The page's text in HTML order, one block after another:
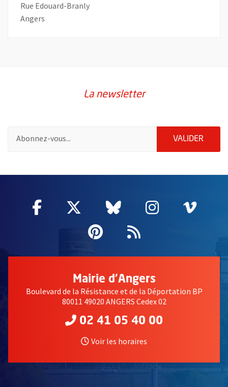
Rue Edouard-Branly
Angers
La newsletter
VALIDER
Facebook
, Ouvre une nouvelle fenêtre
Twitter
, Ouvre une nouvelle
Bluesky
, Ouvre une
Instagram
, Ouvre
,
Pinterest
, Ouvre une
Flux RSS
Mairie d'Angers
Boulevard de la Résistance et de la Déportation BP
80011 49020 ANGERS Cedex 02
02 41 05 40 00
Voir les horaires